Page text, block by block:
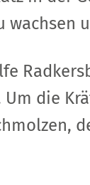
wachsen
die